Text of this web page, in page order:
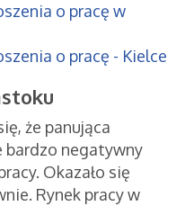
o pracę w
o pracę - Kielce
że panująca
bardzo negatywny
Okazało się
Rynek pracy w